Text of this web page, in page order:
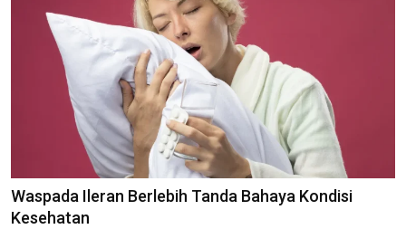
Waspada Ileran Berlebih Tanda Bahaya Kondisi
Kesehatan